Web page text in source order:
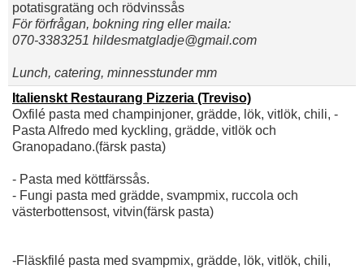
potatisgratäng och rödvinssås
För förfrågan, bokning ring eller maila:
070-3383251 hildesmatgladje@gmail.com
Lunch, catering, minnesstunder mm
Italienskt Restaurang Pizzeria (Treviso)
Oxfilé pasta med champinjoner, grädde, lök, vitlök, chili, -
Pasta Alfredo med kyckling, grädde, vitlök och
Granopadano.(färsk pasta)
- Pasta med köttfärssås.
- Fungi pasta med grädde, svampmix, ruccola och
västerbottensost, vitvin(färsk pasta)
-Fläskfilé pasta med svampmix, grädde, lök, vitlök, chili,